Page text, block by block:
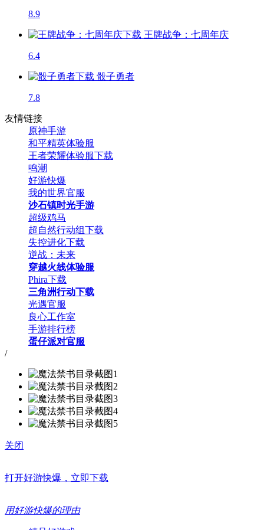
8.9
王牌战争：七周年庆
6.4
骰子勇者
7.8
友情链接
原神手游
和平精英体验服
王者荣耀体验服下载
鸣潮
好游快爆
我的世界官服
沙石镇时光手游
超级鸡马
超自然行动组下载
失控进化下载
逆战：未来
穿越火线体验服
Phira下载
三角洲行动下载
光遇官服
良心工作室
手游排行榜
蛋仔派对官服
/
关闭
打开好游快爆，立即下载
用好游快爆的理由